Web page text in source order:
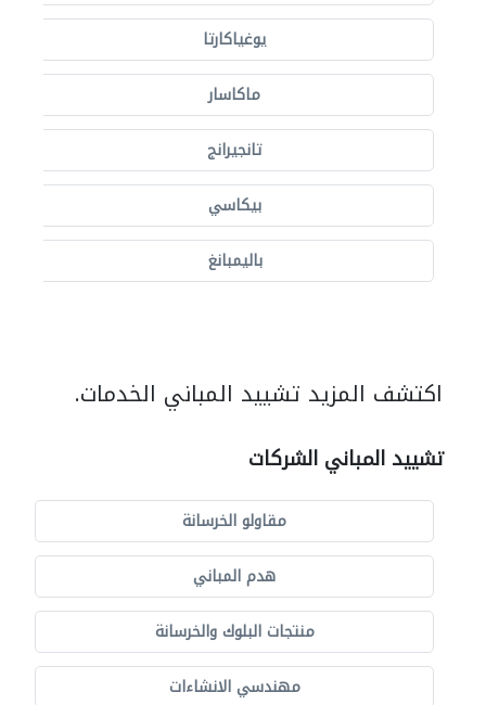
يوغياكارتا
ماكاسار
تانجيرانج
بيكاسي
باليمبانغ
اكتشف المزيد تشييد المباني الخدمات.
تشييد المباني الشركات
مقاولو الخرسانة
هدم المباني
منتجات البلوك والخرسانة
مهندسي الانشاءات